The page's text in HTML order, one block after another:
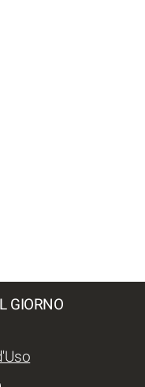
GIORNO